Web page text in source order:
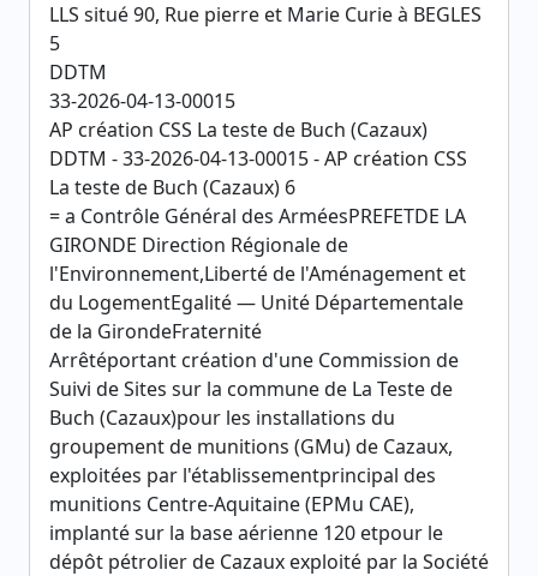
LLS situé 90, Rue pierre et Marie Curie à BEGLES
5
DDTM
33-2026-04-13-00015
AP création CSS La teste de Buch (Cazaux)
DDTM - 33-2026-04-13-00015 - AP création CSS
La teste de Buch (Cazaux) 6
= a Contrôle Général des ArméesPREFETDE LA
GIRONDE Direction Régionale de
l'Environnement,Liberté de l'Aménagement et
du LogementEgalité — Unité Départementale
de la GirondeFraternité
Arrêtéportant création d'une Commission de
Suivi de Sites sur la commune de La Teste de
Buch (Cazaux)pour les installations du
groupement de munitions (GMu) de Cazaux,
exploitées par l'établissementprincipal des
munitions Centre-Aquitaine (EPMu CAE),
implanté sur la base aérienne 120 etpour le
dépôt pétrolier de Cazaux exploité par la Société